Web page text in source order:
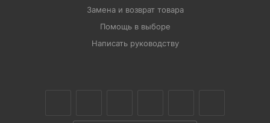
Замена и возврат товара
Помощь в выборе
Написать руководству